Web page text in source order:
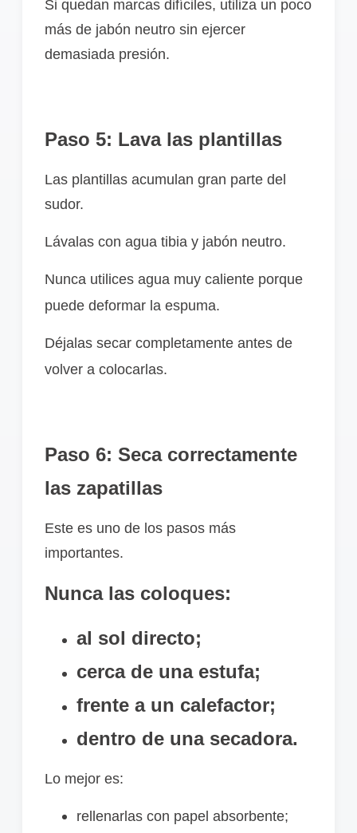
Si quedan marcas difíciles, utiliza un poco
más de jabón neutro sin ejercer
demasiada presión.
Paso 5: Lava las plantillas
Las plantillas acumulan gran parte del
sudor.
Lávalas con agua tibia y jabón neutro.
Nunca utilices agua muy caliente porque
puede deformar la espuma.
Déjalas secar completamente antes de
volver a colocarlas.
Paso 6: Seca correctamente
las zapatillas
Este es uno de los pasos más
importantes.
Nunca las coloques:
al sol directo;
cerca de una estufa;
frente a un calefactor;
dentro de una secadora.
Lo mejor es:
rellenarlas con papel absorbente;